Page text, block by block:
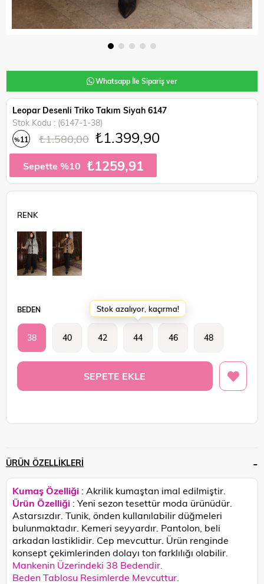
Whatsapp İle Sipariş ver
Leopar Desenli Triko Takım Siyah 6147
Stok Kodu
(6147-1-38)
%11 ₺1.580,00 ₺1.399,90
Sepette %10 ₺1259,91
BEDEN
38 40 42 44 46 48
ÜRÜN ÖZELLIKLERI
Kumaş Özelliği : Akrilik kumaştan imal edilmiştir.
Ürün Özelliği : Yeni sezon tesettür moda ürünüdür.
Astarsızdır. Tunik, önden kullanılabilir düğmeleri
bulunmaktadır. Kemeri seyyardır. Pantolon, beli
arkadan lastiklidir. Cep mevcuttur. Ürün renginde
konsept çekimlerinden dolayı ton farklılığı olabilir.
Mankenin Üzerindeki 38 Bedendir.
Beden Tablosu Resimlerde Mevcuttur.
Stok azalıyor, kaçırma!